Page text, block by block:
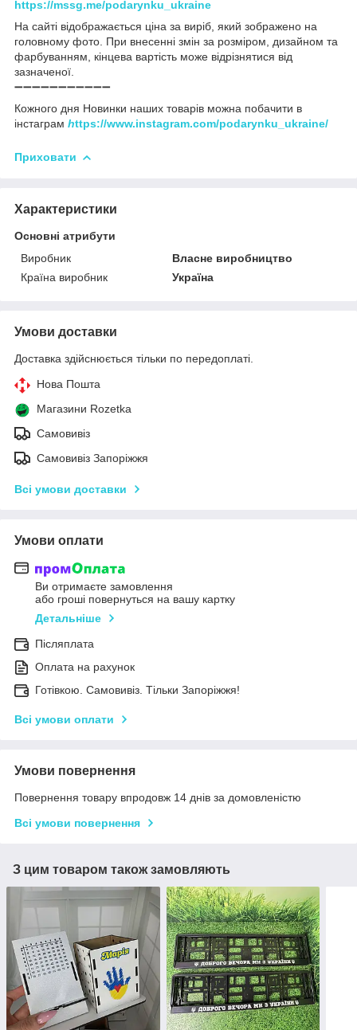
https://mssg.me/podarynku_ukraine
На сайті відображається ціна за виріб, який зображено на
головному фото. При внесенні змін за розміром, дизайном та
фарбуванням, кінцева вартість може відрізнятися від
зазначеної.
➖➖➖➖➖➖➖➖➖➖➖
Кожного дня Новинки наших товарів можна побачити в
інстаграм https://www.instagram.com/podarynku_ukraine/
Приховати
Характеристики
Основні атрибути
Виробник
Власне виробництво
Країна виробник
Україна
Умови доставки
Доставка здійснюється тільки по передоплаті.
Нова Пошта
Магазини Rozetka
Самовивіз
Самовивіз Запоріжжя
Всі умови доставки
Умови оплати
Ви отримаєте замовлення
або гроші повернуться на вашу картку
Детальніше
Післяплата
Оплата на рахунок
Готівкою. Самовивіз. Тільки Запоріжжя!
Всі умови оплати
Умови повернення
Повернення товару впродовж 14 днів за домовленістю
Всі умови повернення
З цим товаром також замовляють